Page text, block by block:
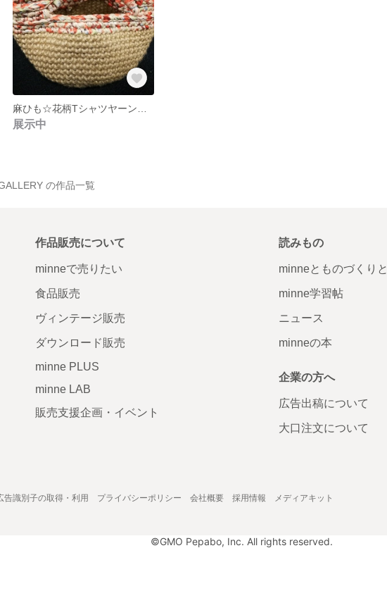
展示中
の作品一覧
作品販売について
minneで売りたい
食品販売
ヴィンテージ販売
ダウンロード販売
minne PLUS
minne LAB
販売支援企画・イベント
読みもの
minneとものづくりと
minne学習帖
ニュース
minneの本
企業の方へ
広告出稿について
大口注文について
告識別子の取得・利用 プライバシーポリシー 会社概要 採用情報 メディアキット
©GMO Pepabo, Inc. All rights reserved.